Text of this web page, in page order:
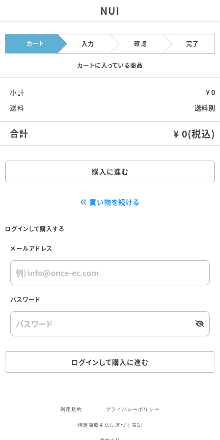
NUI
カート 入力 確認 完了
カートに入っている商品
小計
¥ 0
送料
送料別
合計 ¥ 0(税込)
購入に進む
買い物を続ける
ログインして購入する
メールアドレス
パスワード
ログインして購入に進む
利用規約 プライバシーポリシー
特定商取引法に基づく表記